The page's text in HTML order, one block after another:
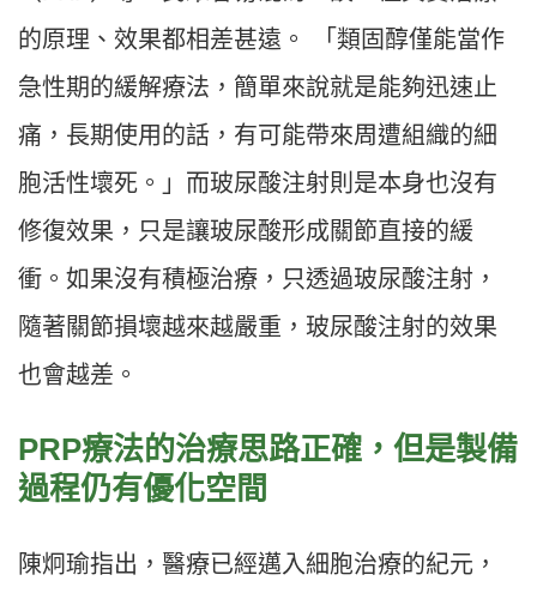
的原理、效果都相差甚遠。 「類固醇僅能當作
急性期的緩解療法，簡單來說就是能夠迅速止
痛，長期使用的話，有可能帶來周遭組織的細
胞活性壞死。」而玻尿酸注射則是本身也沒有
修復效果，只是讓玻尿酸形成關節直接的緩
衝。如果沒有積極治療，只透過玻尿酸注射，
隨著關節損壞越來越嚴重，玻尿酸注射的效果
也會越差。
PRP療法的治療思路正確，但是製備
過程仍有優化空間
陳炯瑜指出，醫療已經邁入細胞治療的紀元，